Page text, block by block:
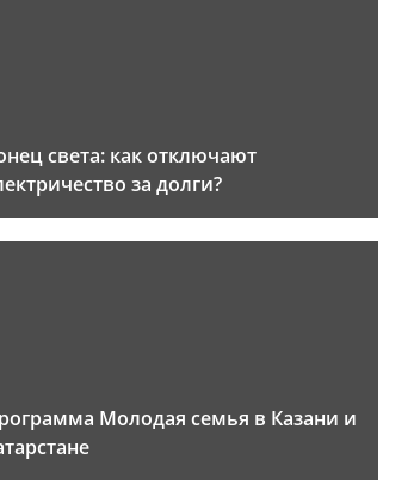
света: как отключают
за долги?
Молодая семья в Казани и